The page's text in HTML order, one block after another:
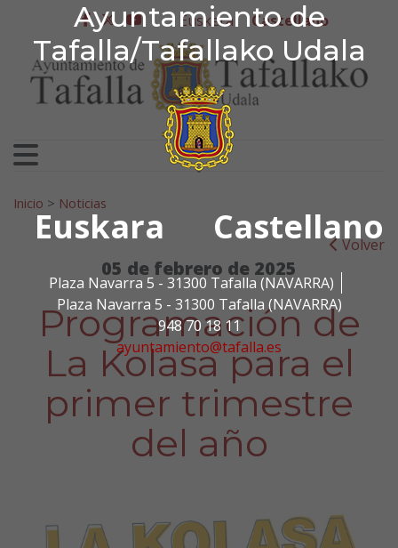
Ayuntamiento de
Tafalla/Tafallako Udala
Euskara Castellano
Plaza Navarra 5 - 31300 Tafalla (NAVARRA)
Plaza Navarra 5 - 31300 Tafalla (NAVARRA)
948 70 18 11
ayuntamiento@tafalla.es
Ir al contenido
Ayuntamiento de
facebook
twitter
youtube
Euskera Castellano
Search for:
Inicio > Noticias
Volver
05 de febrero de 2025
Programación de
La Kolasa para el
primer trimestre
del año